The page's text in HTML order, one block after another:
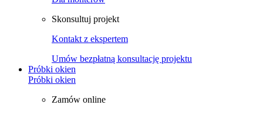
Skonsultuj projekt
Kontakt z ekspertem
Umów bezpłatną konsultację projektu
Próbki okien
Próbki okien
Zamów online